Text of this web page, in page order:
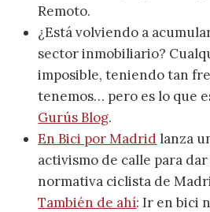
Remoto.
¿Está volviendo a
sector inmobiliario?
imposible, teniendo tan
tenemos… pero es lo que
Gurús Blog.
En Bici por Madridlanza
activismo de calle para
normativa ciclista de
También de ahí: Ir en bici